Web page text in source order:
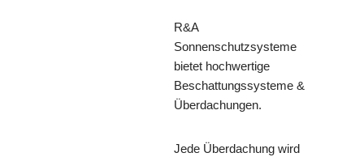
R&A
Sonnenschutzsysteme
bietet hochwertige
Beschattungssysteme &
Überdachungen.
Jede Überdachung wird